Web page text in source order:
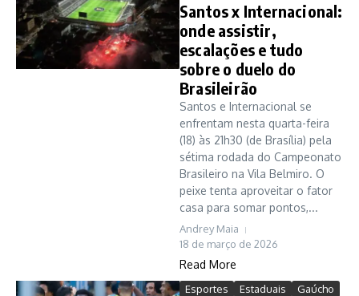
Santos x Internacional:
onde assistir,
escalações e tudo
sobre o duelo do
Brasileirão
Santos e Internacional se
enfrentam nesta quarta-feira
(18) às 21h30 (de Brasília) pela
sétima rodada do Campeonato
Brasileiro na Vila Belmiro. O
peixe tenta aproveitar o fator
casa para somar pontos,...
Andrey Maia
18 de março de 2026
Read More
Esportes Estaduais
Gaúcho